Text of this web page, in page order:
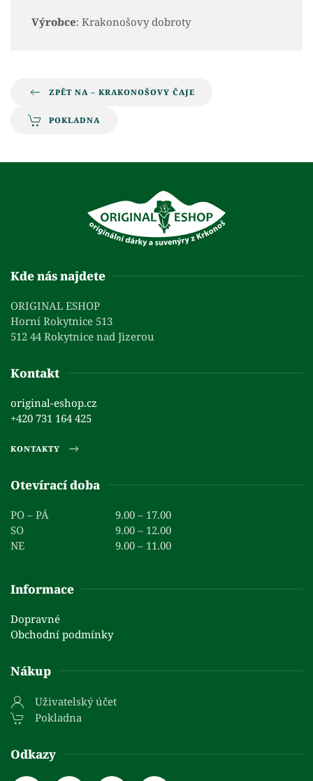
Výrobce: Krakonošovy dobroty
ZPĚT NA – KRAKONOŠOVY ČAJE
POKLADNA
Kde nás najdete
ORIGINAL ESHOP
Horní Rokytnice 513
512 44 Rokytnice nad Jizerou
Kontakt
original-eshop.cz
+420 731 164 425
KONTAKTY
Otevírací doba
PO – PÁ
9.00 – 17.00
SO
9.00 – 12.00
NE
9.00 – 11.00
Informace
Dopravné
Obchodní podmínky
Nákup
Uživatelský účet
Pokladna
Odkazy